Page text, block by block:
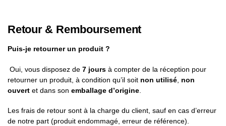
Retour & Remboursement
Puis-je retourner un produit ?
Oui, vous disposez de 7 jours à compter de la réception pour
retourner un produit, à condition qu’il soit non utilisé non
ouvert et dans son emballage d’origine
Les frais de retour sont à la charge du client, sauf en cas d’erreur
de notre part (produit endommagé, erreur de référence).